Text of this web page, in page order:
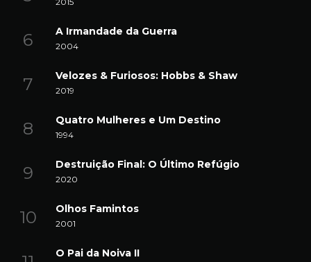
A Irmandade da Guerra
2004
Velozes & Furiosos: Hobbs & Shaw
2019
Quatro Mulheres e Um Destino
1994
Destruição Final: O Último Refúgio
2020
Olhos Famintos
2001
O Pai da Noiva II